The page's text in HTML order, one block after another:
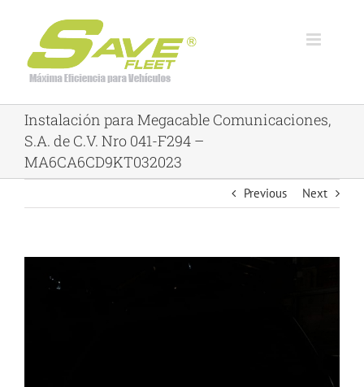
content
Instalación para Megacable Comunicaciones,
S.A. de C.V. Nro 041-F294 –
MA6CA6CD9KT032023
Previous Next
Larger